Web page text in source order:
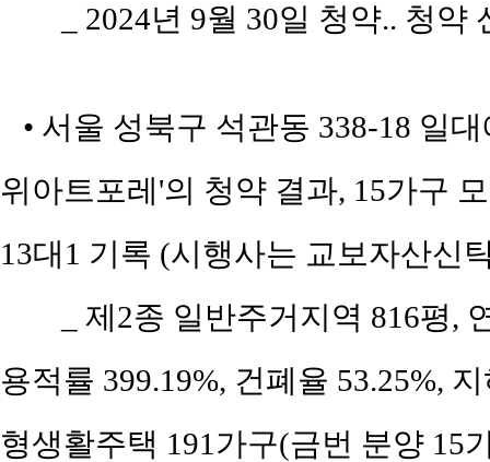
_ 2024년 9월 30일 청약.. 청
• 서울 성북구 석관동 338-18 일
위아트포레'의 청약 결과, 15가구
13대1 기록 (시행사는 교보자산신
_ 제2종 일반주거지역 816평,
용적률 399.19%, 건폐율 53.25%,
형생활주택 191가구(금번 분양 15